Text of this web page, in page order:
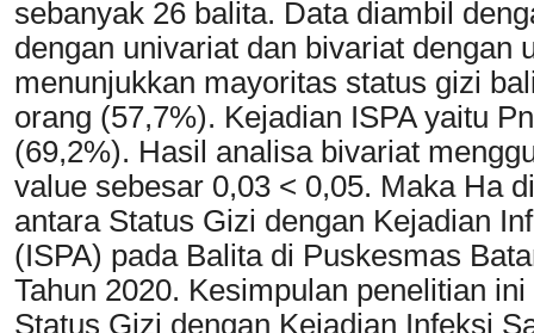
sebanyak 26 balita. Data diambil
dengan univariat dan bivariat dengan
menunjukkan mayoritas status gizi
orang (57,7%). Kejadian ISPA yaitu
(69,2%). Hasil analisa bivariat
value sebesar 0,03 < 0,05. Maka Ha
antara Status Gizi dengan Kejadian
(ISPA) pada Balita di Puskesmas
Tahun 2020. Kesimpulan penelitian
Status Gizi dengan Kejadian Infeksi